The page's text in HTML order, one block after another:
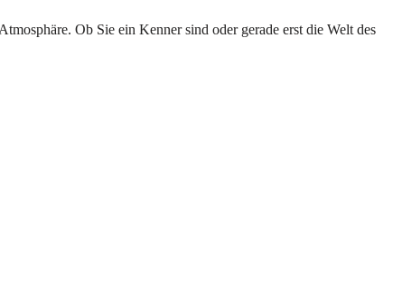
Ob Sie ein Kenner sind oder gerade erst die Welt des